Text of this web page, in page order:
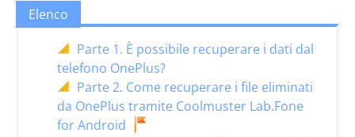
Elenco
Parte 1. È possibile recuperare i dati dal
telefono OnePlus?
Parte 2. Come recuperare i file eliminati
da OnePlus tramite Coolmuster Lab.Fone
for Android